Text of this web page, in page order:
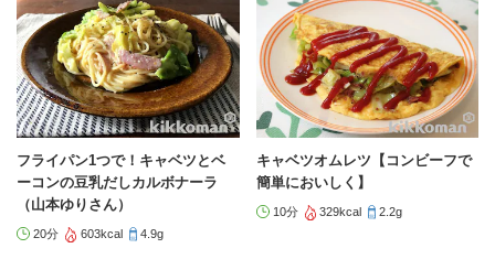
フライパン1つで！キャベツとベ
ーコンの豆乳だしカルボナーラ
（山本ゆりさん）
20分 603kcal 4.9g
キャベツオムレツ【コンビーフで
簡単においしく】
10分 329kcal 2.2g